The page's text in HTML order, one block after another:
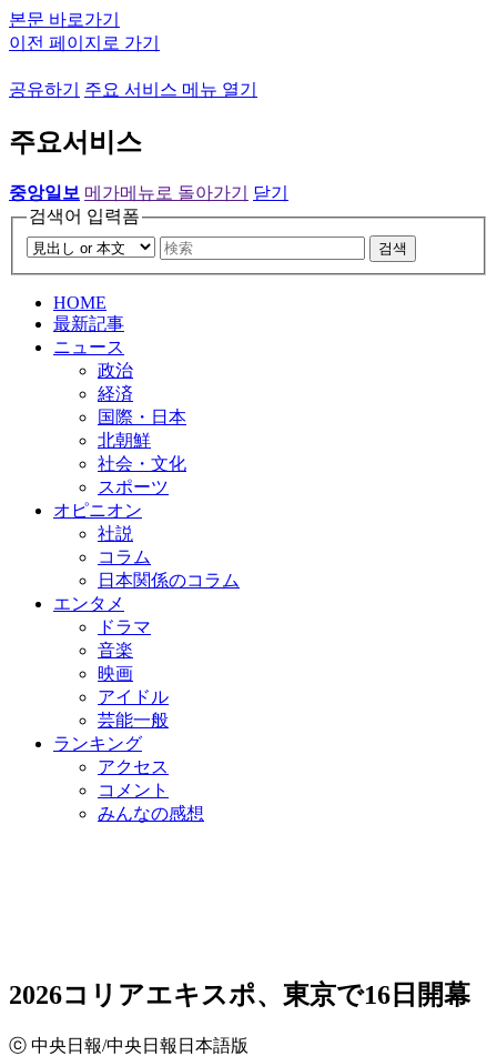
본문 바로가기
이전 페이지로 가기
공유하기 주요 서비스 메뉴 열기
주요서비스
중앙일보 메가메뉴로 돌아가기
닫기
검색어 입력폼
검색
HOME
最新記事
ニュース
政治
経済
国際・日本
北朝鮮
社会・文化
スポーツ
オピニオン
社説
コラム
日本関係のコラム
エンタメ
ドラマ
音楽
映画
アイドル
芸能一般
ランキング
アクセス
コメント
みんなの感想
2026コリアエキスポ、東京で16日開幕
ⓒ 中央日報/中央日報日本語版